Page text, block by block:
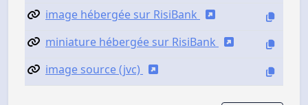
image hébergée sur RisiBank
miniature hébergée sur RisiBank
image source (jvc)